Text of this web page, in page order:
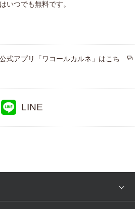
いつでも無料です。
式アプリ「ワコールカルネ」はこち
LINE